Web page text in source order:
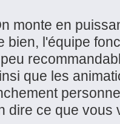
monte en
bien, l'équipe
que les
dire ce que vous